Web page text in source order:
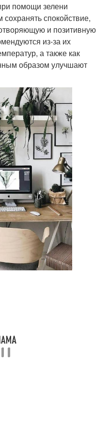
помощи зелени
спокойствие,
и позитивную
из-за их
а также как
образом улучшают